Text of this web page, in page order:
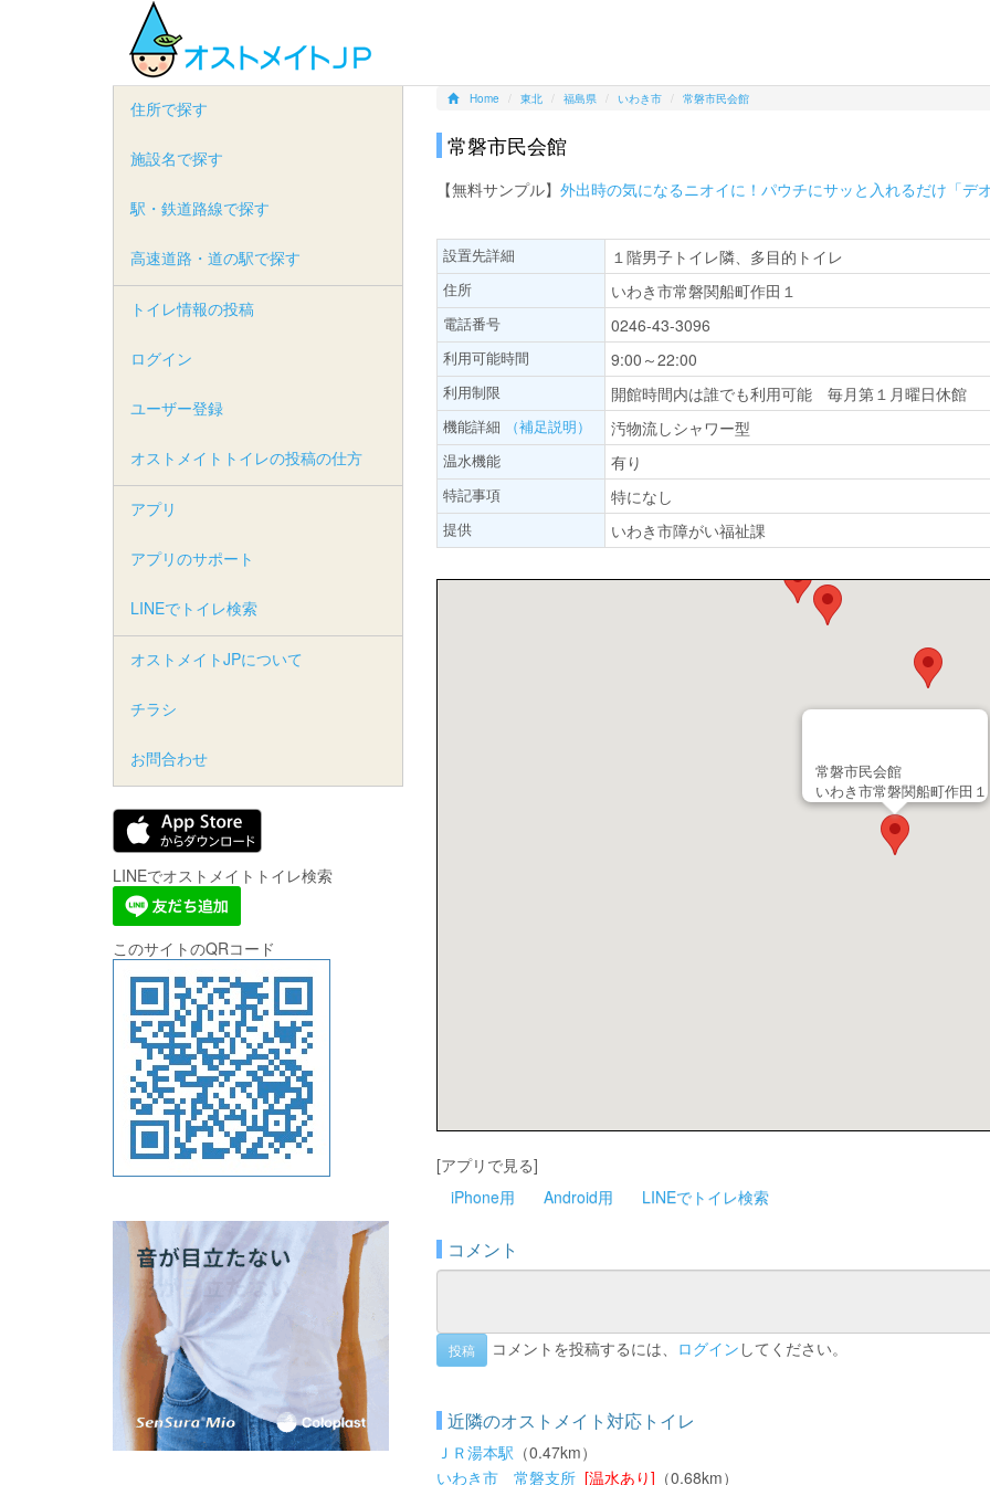
Home 東北 福島県 いわき市 常磐市民会館
常磐市民会館
【無料サンプル】 外出時の気になるニオイに！パウチにサッと入れるだけ「デ
設置先詳細 １階男子トイレ隣、多目的トイレ
住所 いわき市常磐関船町作田１
電話番号 0246-43-3096
利用可能時間 9:00～22:00
利用制限 開館時間内は誰でも利用可能 毎月第１月曜日休館
機能詳細 （補足説明） 汚物流しシャワー型
温水機能 有り
特記事項 特になし
提供 いわき市障がい福祉課
常磐市民会館
いわき市常磐関船町作田１
[アプリで見る]
iPhone用
Android用 LINEでトイレ検索
コメント
投稿 コメントを投稿するには、 ログイン してください。
近隣のオストメイト対応トイレ
ＪＲ湯本駅 （0.47km）
いわき市 常磐支所 [温水あり] （0.68km）
住所で探す
施設名で探す
駅・鉄道路線で探す
高速道路・道の駅で探す
トイレ情報の投稿
ログイン
ユーザー登録
オストメイトトイレの投稿の仕方
アプリ
アプリのサポート
LINEでトイレ検索
オストメイトJPについて
チラシ
お問合わせ
LINEでオストメイトトイレ検索
このサイトのQRコード